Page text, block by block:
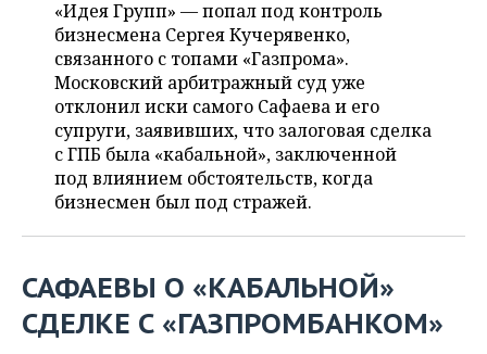
ЭНЕРГЕТИКА
УСЛУГИ
МЕДИА
ТЕЛЕКОММУНИКАЦИИ
ВЫЕЗДНАЯ РЕДАКЦИЯ
БИЗНЕС-БРАНЧИ
ONLINE-КОНФЕРЕНЦИИ
ОТКРЫТАЯ ЛЕКЦИЯ
НОВОСТИ СПОРТА
ФУТБОЛ
ХОККЕЙ
БАСКЕТБОЛ
ФИГУРНОЕ КАТАНИЕ
ОБЩЕСТВО
НОВОСТИ ОБЩЕСТВА
ВЛАСТЬ
ИНФРАСТРУКТУРА
МЕДИЦИНА
ФОТОГАЛЕРЕЯ
СЮЖЕТЫ
СПРАВОЧНИК
«Идея Групп» — попал под контроль
бизнесмена Сергея Кучерявенко,
связанного с топами «Газпрома».
Московский арбитражный суд уже
отклонил иски самого Сафаева и его
супруги, заявивших, что залоговая сделка
с ГПБ была «кабальной», заключенной
под влиянием обстоятельств, когда
бизнесмен был под стражей.
САФАЕВЫ О «КАБАЛЬНОЙ»
СДЕЛКЕ С «ГАЗПРОМБАНКОМ»